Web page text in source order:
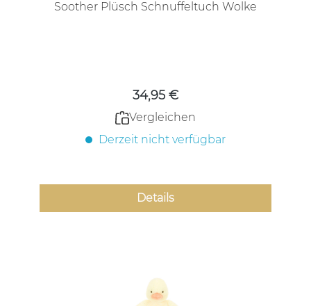
Soother Plüsch Schnuffeltuch Wolke
34,95 €
Vergleichen
Derzeit nicht verfügbar
Details